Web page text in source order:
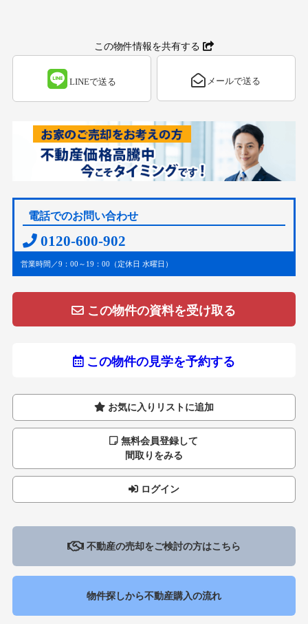
この物件情報を共有する
LINEで送る メールで送る
電話でのお問い合わせ
0120-600-902
営業時間／9：00～19：00（定休日 水曜日）
この物件の資料を受け取る
この物件の見学を予約する
お気に入りリストに追加
無料会員登録して
間取りをみる
ログイン
不動産の売却をご検討の方はこちら
物件探しから不動産購入の流れ